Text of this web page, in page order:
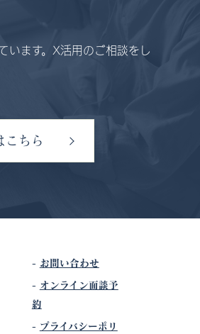
います。X活用のご相談をし
こちら
- お問い合わせ
- オンライン面談予
約
- プライバシーポリ